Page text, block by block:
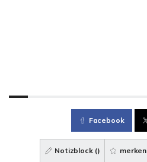
Facebook
Notizblock () merken